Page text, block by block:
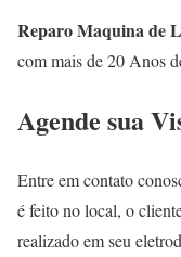
Reparo Maquina de
com mais de 20 Anos
Agende sua
Entre em contato
é feito no local, o
realizado em seu